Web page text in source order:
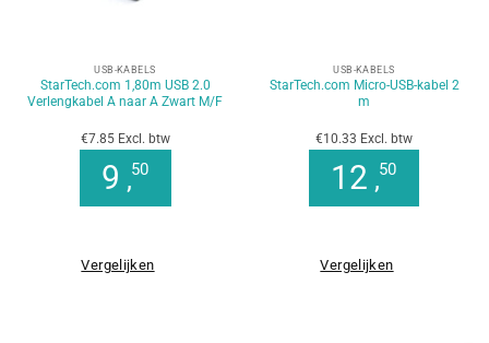
USB-KABELS
StarTech.com 1,80m USB 2.0
Verlengkabel A naar A Zwart M/F
€7.85 Excl. btw
9 ,50
Vergelijken
USB-KABELS
StarTech.com Micro-USB-kabel 2
m
€10.33 Excl. btw
12 ,50
Vergelijken